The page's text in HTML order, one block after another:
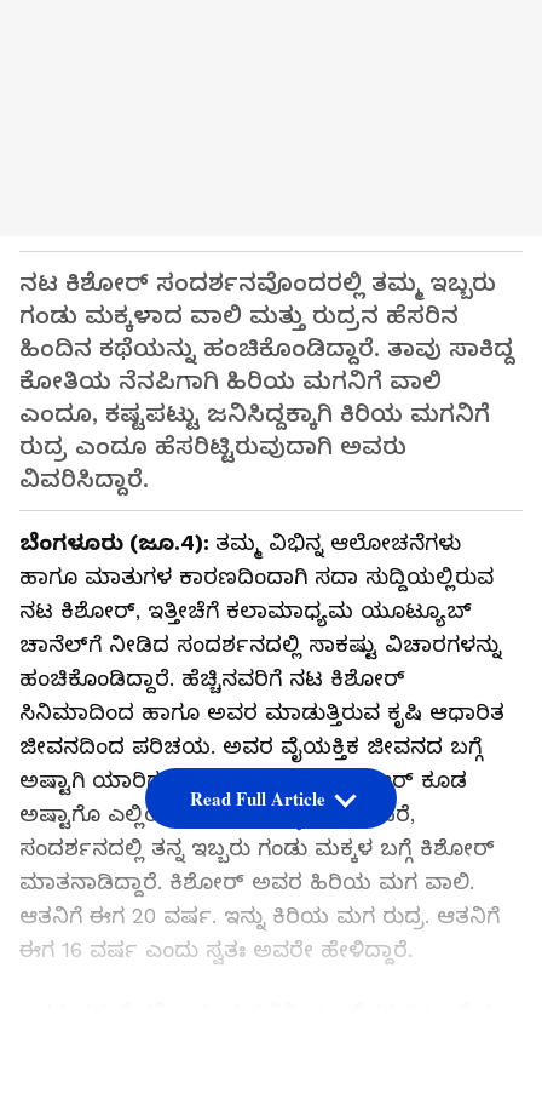
ನಟ ಕಿಶೋರ್ ಸಂದರ್ಶನವೊಂದರಲ್ಲಿ ತಮ್ಮ ಇಬ್ಬರು
ಗಂಡು ಮಕ್ಕಳಾದ ವಾಲಿ ಮತ್ತು ರುದ್ರನ ಹೆಸರಿನ
ಹಿಂದಿನ ಕಥೆಯನ್ನು ಹಂಚಿಕೊಂಡಿದ್ದಾರೆ. ತಾವು ಸಾಕಿದ್ದ
ಕೋತಿಯ ನೆನಪಿಗಾಗಿ ಹಿರಿಯ ಮಗನಿಗೆ ವಾಲಿ
ಎಂದೂ, ಕಷ್ಟಪಟ್ಟು ಜನಿಸಿದ್ದಕ್ಕಾಗಿ ಕಿರಿಯ ಮಗನಿಗೆ
ರುದ್ರ ಎಂದೂ ಹೆಸರಿಟ್ಟಿರುವುದಾಗಿ ಅವರು
ವಿವರಿಸಿದ್ದಾರೆ.
ಬೆಂಗಳೂರು (ಜೂ.4): ತಮ್ಮ ವಿಭಿನ್ನ ಆಲೋಚನೆಗಳು
ಹಾಗೂ ಮಾತುಗಳ ಕಾರಣದಿಂದಾಗಿ ಸದಾ ಸುದ್ದಿಯಲ್ಲಿರುವ
ನಟ ಕಿಶೋರ್‌, ಇತ್ತೀಚೆಗೆ ಕಲಾಮಾಧ್ಯಮ ಯೂಟ್ಯೂಬ್‌
ಚಾನೆಲ್‌ಗೆ ನೀಡಿದ ಸಂದರ್ಶನದಲ್ಲಿ ಸಾಕಷ್ಟು ವಿಚಾರಗಳನ್ನು
ಹಂಚಿಕೊಂಡಿದ್ದಾರೆ. ಹೆಚ್ಚಿನವರಿಗೆ ನಟ ಕಿಶೋರ್‌
ಸಿನಿಮಾದಿಂದ ಹಾಗೂ ಅವರ ಮಾಡುತ್ತಿರುವ ಕೃಷಿ ಆಧಾರಿತ
ಜೀವನದಿಂದ ಪರಿಚಯ. ಅವರ ವೈಯಕ್ತಿಕ ಜೀವನದ ಬಗ್ಗೆ
ಅಷ್ಟಾಗಿ ಯಾರಿಗೂ ತಿಳಿದಿಲ್ಲ. ಅದನ್ನೂ ಕಿಶೋರ್‌ ಕೂಡ
ಅಷ್ಟಾಗೊ ಎಲ್ಲಿಯೂ ಹೇಳಿಕೊಳ್ಳೋದಿಲ್ಲ. ಆದರೆ,
ಸಂದರ್ಶನದಲ್ಲಿ ತನ್ನ ಇಬ್ಬರು ಗಂಡು ಮಕ್ಕಳ ಬಗ್ಗೆ ಕಿಶೋರ್‌
ಮಾತನಾಡಿದ್ದಾರೆ. ಕಿಶೋರ್‌ ಅವರ ಹಿರಿಯ ಮಗ ವಾಲಿ.
ಆತನಿಗೆ ಈಗ 20 ವರ್ಷ. ಇನ್ನು ಕಿರಿಯ ಮಗ ರುದ್ರ. ಆತನಿಗೆ
ಈಗ 16 ವರ್ಷ ಎಂದು ಸ್ವತಃ ಅವರೇ ಹೇಳಿದ್ದಾರೆ.
Read Full Article